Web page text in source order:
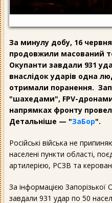
За минулу добу, 16
продовжили масований
Окупанти завдали 931
внаслідок ударів одна
отримали поранення.
"шахедами", FPV-
напрямках фронту
Детальніше — "ЗаБор".
Російські війська не
населені пункти області,
артилерією, РСЗВ та
За інформацією
завдали 931 удар по 50